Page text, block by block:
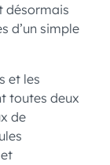
désormais
d’un simple
et les
toutes deux
de